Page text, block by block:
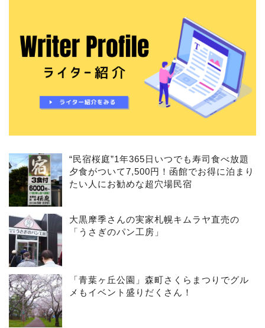
“民宿桜庭”1年365日いつでも寿司食べ放題
夕食がついて7,500円！函館でお得に泊まり
たい人にお勧めな超穴場民宿
大黒摩季さんの実家札幌キムラヤ直売の
「うさぎのパン工房」
「青葉ヶ丘公園」森町さくらまつりでグル
メもイベント盛りだくさん！